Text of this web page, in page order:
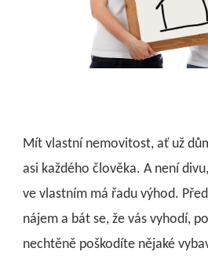
Mít vlastní nemovitost, ať už
asi každého člověka. A není
ve vlastním má řadu výhod.
nájem a bát se, že vás vyhodí,
nechtěně poškodíte nějaké